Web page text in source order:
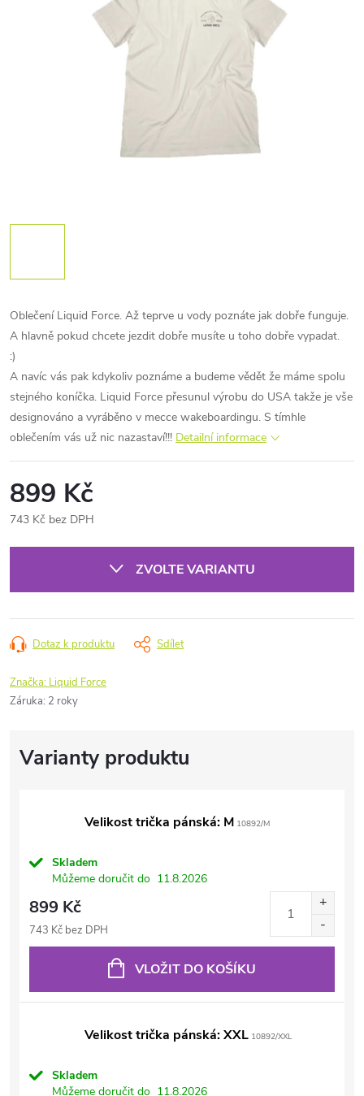
Oblečení Liquid Force. Až teprve u vody poznáte jak dobře funguje.
A hlavně pokud chcete jezdit dobře musíte u toho dobře vypadat.
:)
A navíc vás pak kdykoliv poznáme a budeme vědět že máme spolu
stejného koníčka. Liquid Force přesunul výrobu do USA takže je vše
designováno a vyráběno v mecce wakeboardingu. S tímhle
oblečením vás už nic nazastaví!!! Detailní informace
899 Kč
743 Kč bez DPH
ZVOLTE VARIANTU
Dotaz k produktu Sdílet
Značka: Liquid Force
Záruka: 2 roky
Velikost trička pánská: M 10892/M
Skladem
Můžeme doručit do 11.8.2026
899 Kč
743 Kč bez DPH
VLOŽIT DO KOŠÍKU
Velikost trička pánská: XXL 10892/XXL
Skladem
Můžeme doručit do 11.8.2026